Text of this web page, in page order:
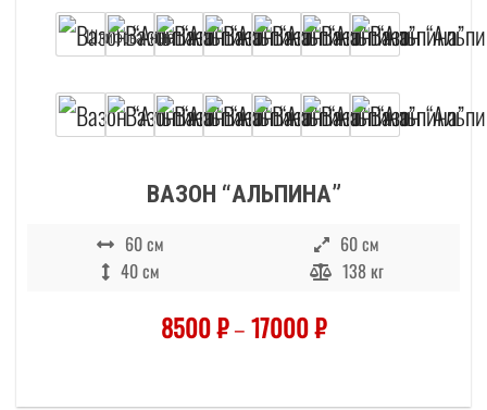
ВАЗОН “АЛЬПИНА”
60 см
60 см
40 см
138 кг
8500₽–17000₽